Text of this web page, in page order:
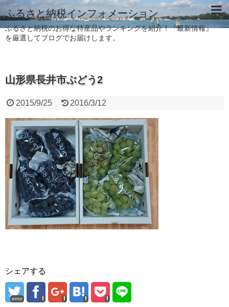
ふるさと納税インフォメーション
ふるさと納税のお得な特産品やランキングを紹介！『最新情報』
を厳選してブログでお届けします。
山形県長井市ぶどう2
2015/9/25 2016/3/12
シェアする
error